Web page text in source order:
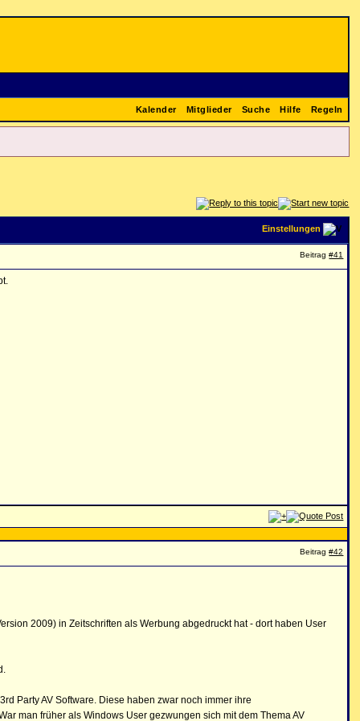
Regeln
Hilfe
Suche
Mitglieder
Kalender
Einstellungen
Beitrag#41
Beitrag#42
2009) in Zeitschriften als Werbung abgedruckt hat - dort haben User
Party AV Software. Diese haben zwar noch immer ihre
man früher als Windows User gezwungen sich mit dem Thema AV